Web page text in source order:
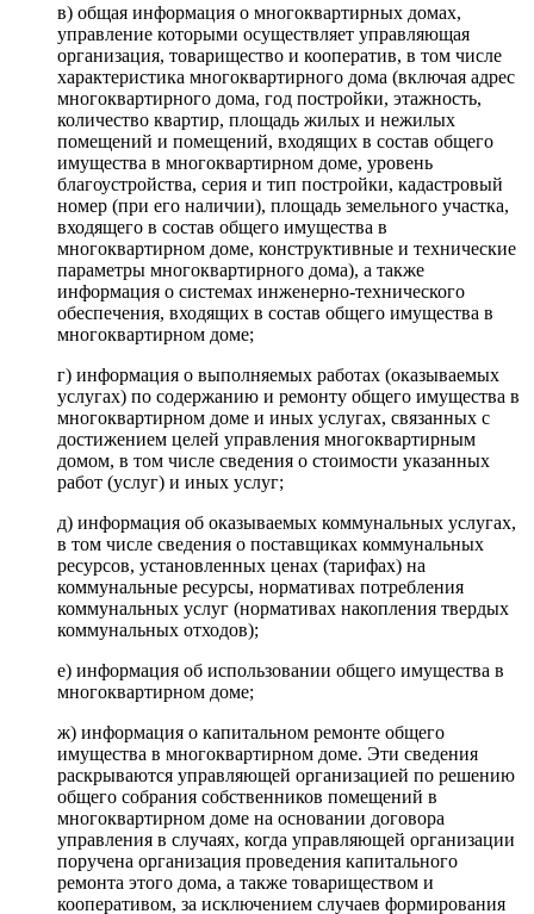
в) общая информация о многоквартирных домах,
управление которыми осуществляет управляющая
организация, товарищество и кооператив, в том числе
характеристика многоквартирного дома (включая адрес
многоквартирного дома, год постройки, этажность,
количество квартир, площадь жилых и нежилых
помещений и помещений, входящих в состав общего
имущества в многоквартирном доме, уровень
благоустройства, серия и тип постройки, кадастровый
номер (при его наличии), площадь земельного участка,
входящего в состав общего имущества в
многоквартирном доме, конструктивные и технические
параметры многоквартирного дома), а также
информация о системах инженерно-технического
обеспечения, входящих в состав общего имущества в
многоквартирном доме;
г) информация о выполняемых работах (оказываемых
услугах) по содержанию и ремонту общего имущества в
многоквартирном доме и иных услугах, связанных с
достижением целей управления многоквартирным
домом, в том числе сведения о стоимости указанных
работ (услуг) и иных услуг;
д) информация об оказываемых коммунальных услугах,
в том числе сведения о поставщиках коммунальных
ресурсов, установленных ценах (тарифах) на
коммунальные ресурсы, нормативах потребления
коммунальных услуг (нормативах накопления твердых
коммунальных отходов);
е) информация об использовании общего имущества в
многоквартирном доме;
ж) информация о капитальном ремонте общего
имущества в многоквартирном доме. Эти сведения
раскрываются управляющей организацией по решению
общего собрания собственников помещений в
многоквартирном доме на основании договора
управления в случаях, когда управляющей организации
поручена организация проведения капитального
ремонта этого дома, а также товариществом и
кооперативом, за исключением случаев формирования